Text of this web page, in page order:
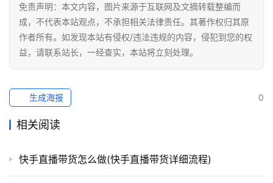
免责声明：本文内容，图片来源于互联网及文摘转载整编而
成，不代表本站观点，不承担相关法律责任。其著作权归其原
作者所有。如发现本站有侵权/违法违规的内容，侵犯到您的权
益，请联系站长，一经查实，本站将立刻处理。
0
生成海报
相关阅读
快手直播带货怎么做(快手直播带货详细流程)